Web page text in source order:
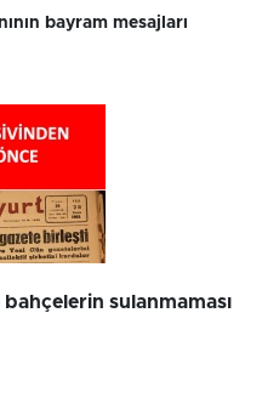
bayram mesajları
sulanmaması